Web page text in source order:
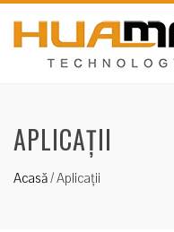
APLICAȚII
Acasă/Aplicații